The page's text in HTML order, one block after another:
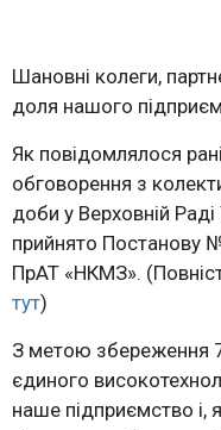
Шановні колеги,
доля нашого
Як повідомлялося
обговорення з
доби у Верховній
прийнято Постанову
ПрАТ «НКМЗ».
тут)
З метою збереження
єдиного
наше підприємство і,